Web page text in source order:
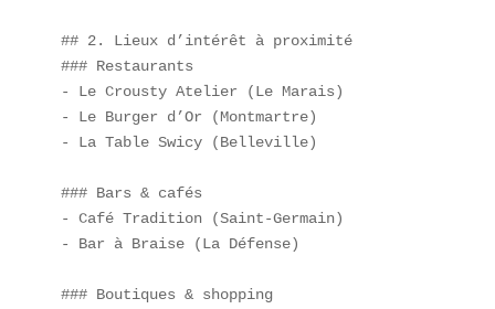
## 2. Lieux d’intérêt à proximité
### Restaurants
- Le Crousty Atelier (Le Marais)
- Le Burger d’Or (Montmartre)
- La Table Swicy (Belleville)
### Bars & cafés
- Café Tradition (Saint-Germain)
- Bar à Braise (La Défense)
### Boutiques & shopping